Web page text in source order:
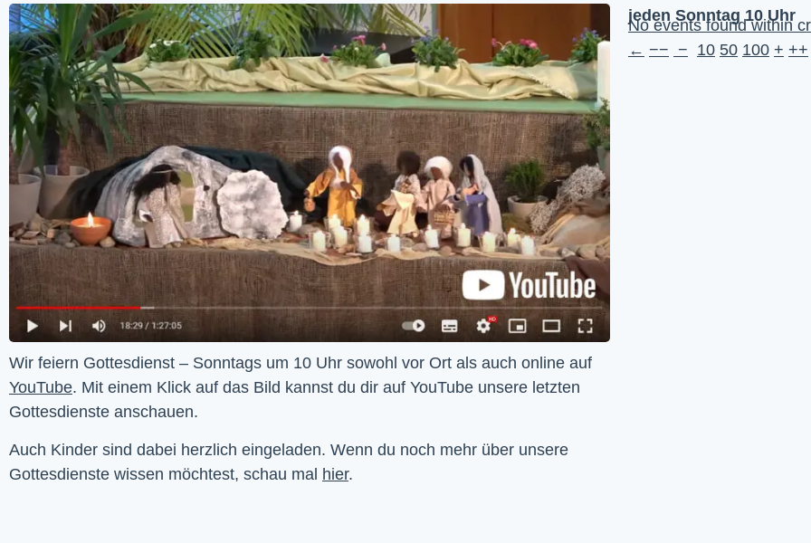
YouTube. Mit einem Klick auf das Bild kannst du dir auf YouTube unsere letzten
Gottesdienste anschauen.
Auch Kinder sind dabei herzlich eingeladen. Wenn du noch mehr über unsere
Gottesdienste wissen möchtest, schau mal hier.
jeden Sonntag 10 Uhr
No events found within
← −− − 10 50 100 + ++